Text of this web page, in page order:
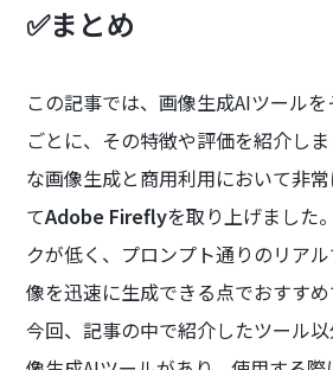
✅まとめ
この記事では、画像生成AIツール
ごとに、その特徴や評価を紹介し
な画像生成と商用利用において非
てAdobe Fireflyを取り上げました
クが低く、プロンプト通りのリア
像を迅速に生成できる点でおすすめ
今回、記事の中で紹介したツール